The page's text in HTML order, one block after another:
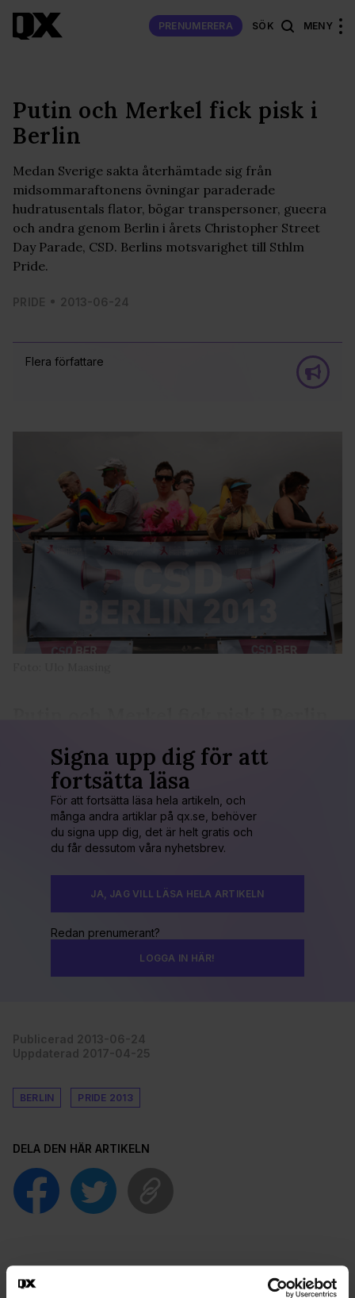
PRENUMERERA SÖK MENY
Flera författare
Putin och Merkel fick pisk i
Berlin
Medan Sverige sakta återhämtade sig från
midsommaraftonens övningar paraderade
hudratusentals flator, bögar transpersoner, gueera
och andra genom Berlin i årets Christopher Street
Day Parade, CSD. Berlins motsvarighet till Sthlm
Pride.
PRIDE 2013-06-24
Signa upp dig för att
fortsätta läsa
För att fortsätta läsa hela artikeln, och
många andra artiklar på qx.se, behöver
du signa upp dig, det är helt gratis och
du får dessutom våra nyhetsbrev.
JA, JAG VILL LÄSA HELA ARTIKELN
Redan prenumerant?
LOGGA IN HÄR!
Publicerad 2013-06-24
Uppdaterad 2017-04-25
BERLIN PRIDE 2013
DELA DEN HÄR ARTIKELN
PRIDE VISA MER PRIDE